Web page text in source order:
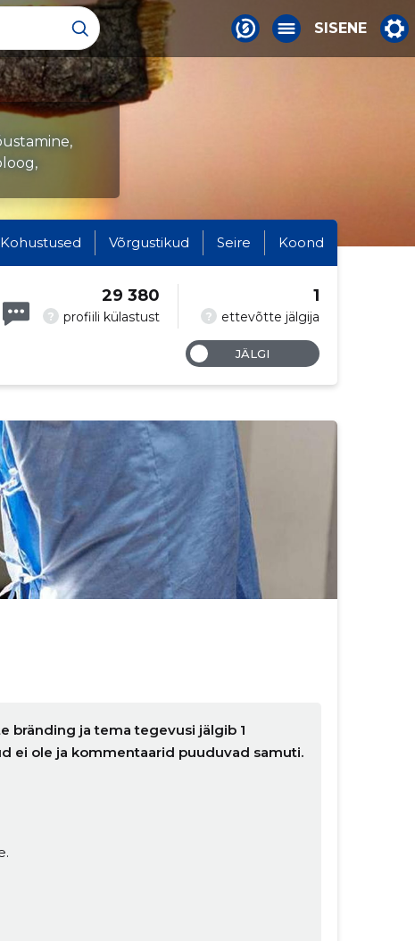
SISENE
Kohustused Võrgustikud Seire Koond
? profiili külastust
29 380
? ettevõtte jälgija
1
JÄLGI
bränding ja tema tegevusi jälgib 1
ei ole ja kommentaarid puuduvad samuti.